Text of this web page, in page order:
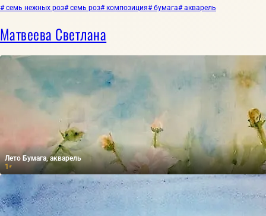
# семь нежных роз# семь роз# композиция# бумага# акварель
Матвеева Светлана
Лето Бумага, акварель
1 ₽